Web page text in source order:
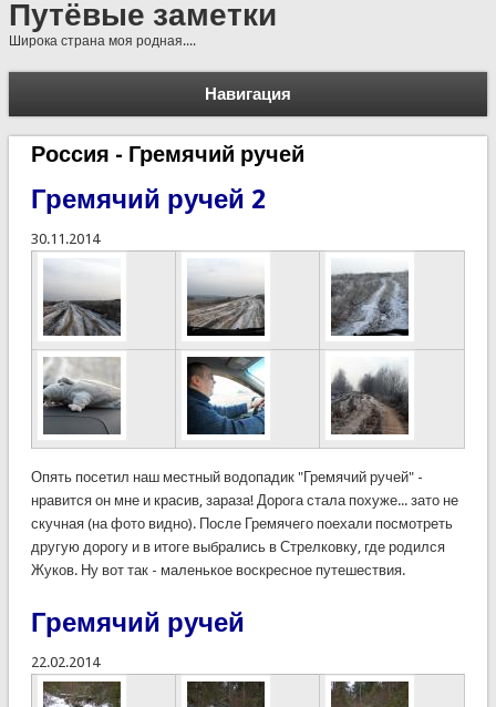
Путёвые заметки
Широка страна моя родная....
Навигация
Россия - Гремячий ручей
Гремячий ручей 2
30.11.2014
Опять посетил наш местный водопадик "Гремячий ручей" -
нравится он мне и красив, зараза! Дорога стала похуже... зато не
скучная (на фото видно). После Гремячего поехали посмотреть
другую дорогу и в итоге выбрались в Стрелковку, где родился
Жуков. Ну вот так - маленькое воскресное путешествия.
Гремячий ручей
22.02.2014